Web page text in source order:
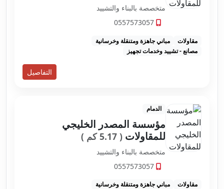
متخصصة بالبناء والتشييد
0557573057
مقاولات
مباني جاهزة ومتنقلة وخرسانية
مصانع - تشييد وخدمات تجهيز
التفاصيل
الدمام
مؤسسة المصدر الخليجي
للمقاولات( 5.17 كم )
متخصصة بالبناء والتشييد
0557573057
مقاولات
مباني جاهزة ومتنقلة وخرسانية